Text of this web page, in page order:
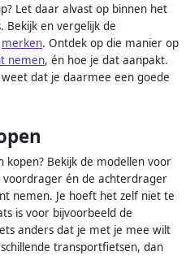
Let daar alvast op binnen het
Bekijk en vergelijk de
merken. Ontdek op die manier op
nemen, én hoe je dat aanpakt.
dat je daarmee een goede
Bekijk de modellen voor
voordrager én de achterdrager
nemen. Je hoeft het zelf niet te
is voor bijvoorbeeld de
anders dat je met je mee wilt
transportfietsen, dan